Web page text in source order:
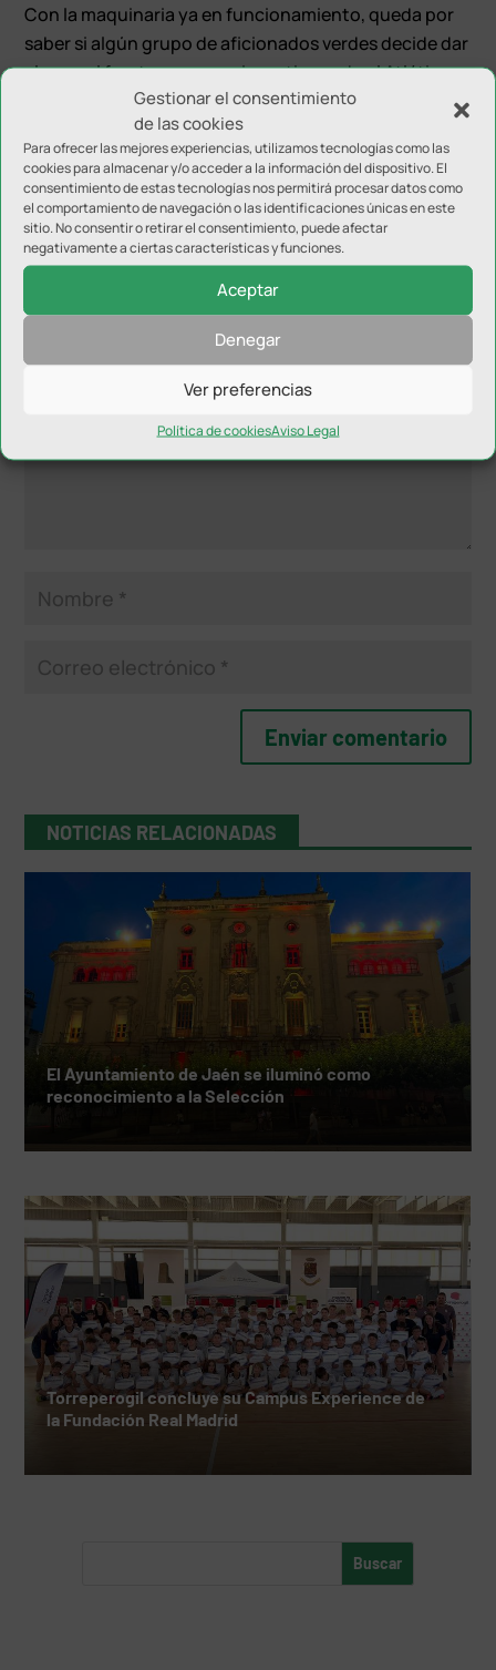
Gestionar el consentimiento
de las cookies
Para ofrecer las mejores experiencias, utilizamos tecnologías como las
cookies para almacenar y/o acceder a la información del dispositivo. El
consentimiento de estas tecnologías nos permitirá procesar datos como
el comportamiento de navegación o las identificaciones únicas en este
sitio. No consentir o retirar el consentimiento, puede afectar
negativamente a ciertas características y funciones.
Aceptar
Denegar
Ver preferencias
Política de cookiesAviso Legal
Con la maquinaria ya en funcionamiento, queda por
saber si algún grupo de aficionados verdes decide dar
el paso al frente para seguir gestionando el Atlético
Mancha Real durante los próximos años.
Enviar comentario
Tu dirección de correo electrónico no será publicada.Los
campos obligatorios están marcados con
NOTICIAS RELACIONADAS
El Ayuntamiento de Jaén se iluminó como
reconocimiento a la Selección
Torreperogil concluye su Campus Experience de
la Fundación Real Madrid